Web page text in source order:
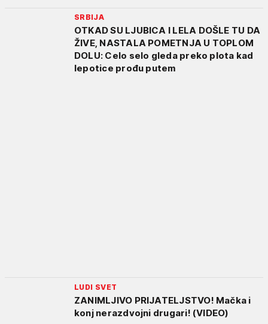
SRBIJA
OTKAD SU LJUBICA I LELA DOŠLE TU DA
ŽIVE, NASTALA POMETNJA U TOPLOM
DOLU: Celo selo gleda preko plota kad
lepotice prođu putem
LUDI SVET
ZANIMLJIVO PRIJATELJSTVO! Mačka i
konj nerazdvojni drugari! (VIDEO)